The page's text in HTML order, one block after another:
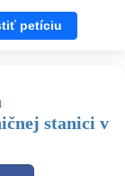
petíciu
stanici v